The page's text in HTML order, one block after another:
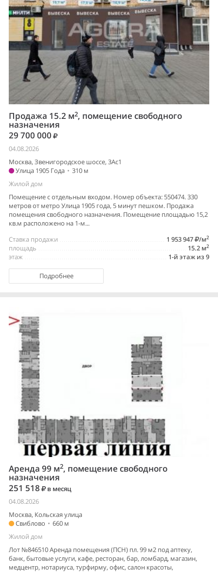
Продажа 15.2 м2, помещение свободного
назначения
29 700 000
04.08.2026
Москва, Звенигородское шоссе, 3Ас1
Улица 1905 Года • 310 м
Жилой дом
Помещение с отдельным входом. Номер объекта: 550474. 330
метров от метро Улица 1905 года, 5 минут пешком. Продажа
помещения свободного назначения. Помещение площадью 15,2
кв.м расположено на 1-м...
1 953 947
/м2
Ставка продажи
15.2 м2
площадь
1-й этаж из 9
этаж
Подробнее
Аренда 99 м2, помещение свободного
назначения
251 518
в месяц
04.08.2026
Москва, Кольская улица
Свиблово • 660 м
Жилой дом
Лот №846510 Аренда помещения (ПСН) пл. 99 м2 под аптеку,
банк, бытовые услуги, кафе, ресторан, бар, ломбард, магазин,
медцентр, нотариуса, турфирму, офис, салон красоты,